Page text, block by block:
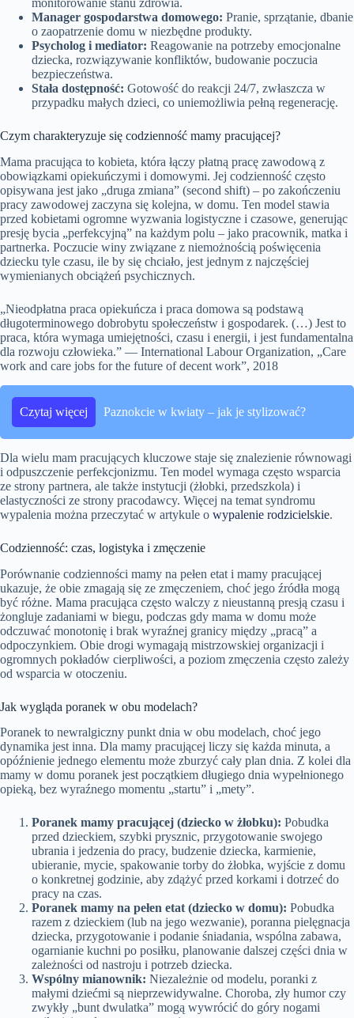
monitorowanie stanu zdrowia.
Manager gospodarstwa domowego: Pranie, sprzątanie, dbanie
o zaopatrzenie domu w niezbędne produkty.
Psycholog i mediator: Reagowanie na potrzeby emocjonalne
dziecka, rozwiązywanie konfliktów, budowanie poczucia
bezpieczeństwa.
Stała dostępność: Gotowość do reakcji 24/7, zwłaszcza w
przypadku małych dzieci, co uniemożliwia pełną regenerację.
Czym charakteryzuje się codzienność mamy pracującej?
Mama pracująca to kobieta, która łączy płatną pracę zawodową z
obowiązkami opiekuńczymi i domowymi. Jej codzienność często
opisywana jest jako „druga zmiana” (second shift) – po zakończeniu
pracy zawodowej zaczyna się kolejna, w domu. Ten model stawia
przed kobietami ogromne wyzwania logistyczne i czasowe, generując
presję bycia „perfekcyjną” na każdym polu – jako pracownik, matka i
partnerka. Poczucie winy związane z niemożnością poświęcenia
dziecku tyle czasu, ile by się chciało, jest jednym z najczęściej
wymienianych obciążeń psychicznych.
„Nieodpłatna praca opiekuńcza i praca domowa są podstawą
długoterminowego dobrobytu społeczeństw i gospodarek. (…) Jest to
praca, która wymaga umiejętności, czasu i energii, i jest fundamentalna
dla rozwoju człowieka.” — International Labour Organization, „Care
work and care jobs for the future of decent work”, 2018
Czytaj więcej Paznokcie w kwiaty – jak je stylizować?
Dla wielu mam pracujących kluczowe staje się znalezienie równowagi
i odpuszczenie perfekcjonizmu. Ten model wymaga często wsparcia
ze strony partnera, ale także instytucji (żłobki, przedszkola) i
elastyczności ze strony pracodawcy. Więcej na temat syndromu
wypalenia można przeczytać w artykule o wypalenie rodzicielskie.
Codzienność: czas, logistyka i zmęczenie
Porównanie codzienności mamy na pełen etat i mamy pracującej
ukazuje, że obie zmagają się ze zmęczeniem, choć jego źródła mogą
być różne. Mama pracująca często walczy z nieustanną presją czasu i
żongluje zadaniami w biegu, podczas gdy mama w domu może
odczuwać monotonię i brak wyraźnej granicy między „pracą” a
odpoczynkiem. Obie drogi wymagają mistrzowskiej organizacji i
ogromnych pokładów cierpliwości, a poziom zmęczenia często zależy
od wsparcia w otoczeniu.
Jak wygląda poranek w obu modelach?
Poranek to newralgiczny punkt dnia w obu modelach, choć jego
dynamika jest inna. Dla mamy pracującej liczy się każda minuta, a
opóźnienie jednego elementu może zburzyć cały plan dnia. Z kolei dla
mamy w domu poranek jest początkiem długiego dnia wypełnionego
opieką, bez wyraźnego momentu „startu” i „mety”.
Poranek mamy pracującej (dziecko w żłobku): Pobudka
przed dzieckiem, szybki prysznic, przygotowanie swojego
ubrania i jedzenia do pracy, budzenie dziecka, karmienie,
ubieranie, mycie, spakowanie torby do żłobka, wyjście z domu
o konkretnej godzinie, aby zdążyć przed korkami i dotrzeć do
pracy na czas.
Poranek mamy na pełen etat (dziecko w domu): Pobudka
razem z dzieckiem (lub na jego wezwanie), poranna pielęgnacja
dziecka, przygotowanie i podanie śniadania, wspólna zabawa,
ogarnianie kuchni po posiłku, planowanie dalszej części dnia w
zależności od nastroju i potrzeb dziecka.
Wspólny mianownik: Niezależnie od modelu, poranki z
małymi dziećmi są nieprzewidywalne. Choroba, zły humor czy
zwykły „bunt dwulatka” mogą wywrócić do góry nogami